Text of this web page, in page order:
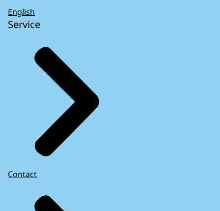
English
Service
Contact